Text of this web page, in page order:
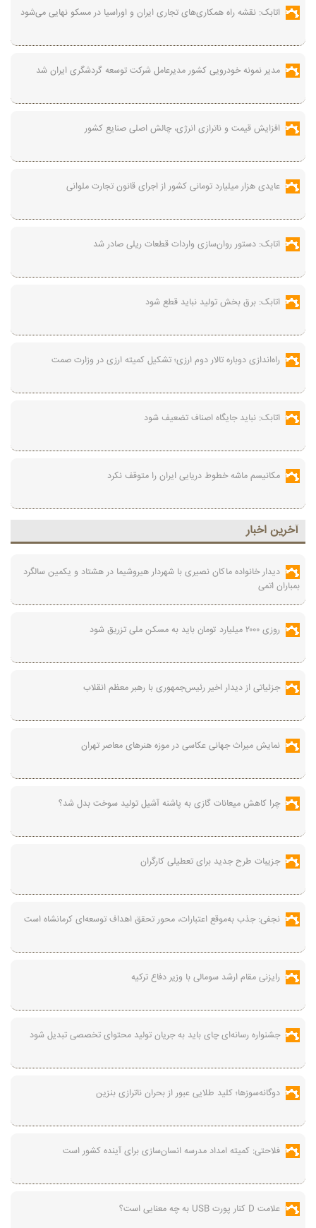
اتابک: نقشه راه همکاری‌های تجاری ایران و اوراسیا در مسکو نهایی می‌شود
مدیر نمونه خودرویی کشور مدیرعامل شرکت توسعه گردشگری ایران شد
افزایش قیمت و ناترازی انرژی، چالش اصلی صنایع کشور
عایدی هزار میلیارد تومانی کشور از اجرای قانون تجارت ملوانی
اتابک: دستور روان‌سازی واردات قطعات ریلی صادر شد
اتابک: برق بخش تولید نباید قطع شود
راه‌اندازی دوباره تالار دوم ارزی؛ تشکیل کمیته ارزی در وزارت صمت
اتابک: نباید جایگاه اصناف تضعیف شود
مکانیسم ماشه خطوط دریایی ایران را متوقف نکرد
آخرين اخبار
دیدار خانواده ماکان نصیری با شهردار هیروشیما در هشتاد و یکمین سالگرد
بمباران اتمی
روزی ۲۰۰۰ میلیارد تومان باید به مسکن ملی تزریق شود
جزئیاتی از دیدار اخیر رئیس‌جمهوری با رهبر معظم انقلاب
نمایش میراث جهانی عکاسی در موزه هنرهای معاصر تهران
چرا کاهش میعانات گازی به پاشنه آشیل تولید سوخت بدل شد؟
جزیبات طرح جدید برای تعطیلی کارگران
نجفی: جذب به‌موقع اعتبارات، محور تحقق اهداف توسعه‌ای کرمانشاه است
رایزنی مقام ارشد سومالی با وزیر دفاع ترکیه
جشنواره رسانه‌ای چای باید به جریان تولید محتوای تخصصی تبدیل شود
دوگانه‌سوزها؛ کلید طلایی عبور از بحران ناترازی بنزین
فلاحتی: کمیته امداد مدرسه انسان‌سازی برای آینده کشور است
علامت D کنار پورت USB به چه معنایی است؟